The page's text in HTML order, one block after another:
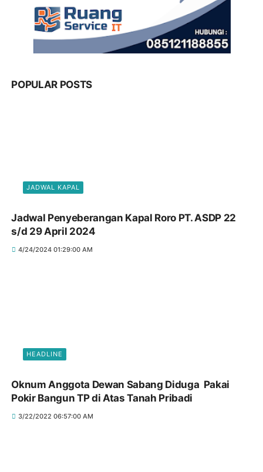
POPULAR POSTS
JADWAL KAPAL
Jadwal Penyeberangan Kapal Roro PT. ASDP 22
s/d 29 April 2024
4/24/2024 01:29:00 AM
HEADLINE
Oknum Anggota Dewan Sabang Diduga Pakai
Pokir Bangun TP di Atas Tanah Pribadi
3/22/2022 06:57:00 AM